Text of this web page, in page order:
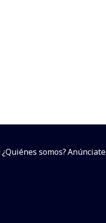
¿Quiénes somos?Anúnciate